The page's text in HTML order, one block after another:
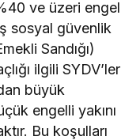
ve üzeri engel
sosyal güvenlik
Sandığı)
ilgili SYDV’ler
büyük
engelli yakını
Bu koşulları